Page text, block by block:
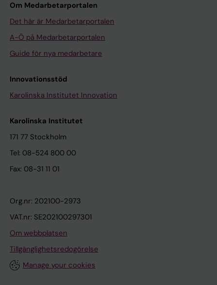
Om Medarbetarportalen
Det här är Medarbetarportalen
A-Ö på Medarbetarportalen
Guide för nya medarbetare
Innovationsstöd
Karolinska Institutet Innovation
Karolinska Institutet
171 77 Stockholm
Tel: 08-524 800 00
Fax: 08-31 11 01
Org.nr: 202100-2973
VAT.nr: SE202100297301
Om webbplatsen
Tillgänglighetsredogörelse
Manage your cookies